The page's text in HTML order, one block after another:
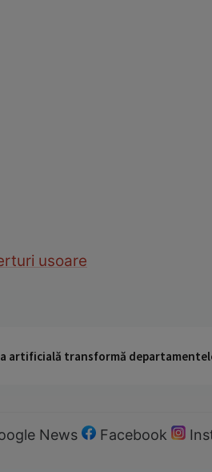
usoare
artificială transformă
News Facebook